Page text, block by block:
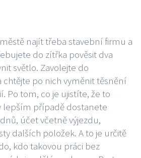
najít třeba stavební firmu a
do zítřka pověsit dva
světlo. Zavolejte do
chtějte po nich vyměnit těsnění
Po tom, co je ujistíte, že to
lepším případě dostanete
účet včetně výjezdu,
dalších položek. A to je určitě
kdo takovou práci bez